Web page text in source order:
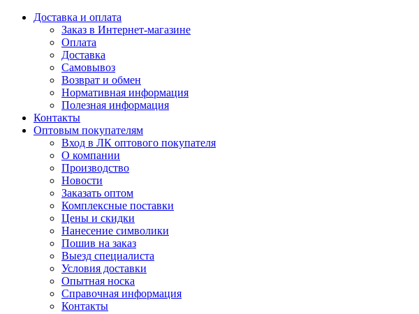
Доставка и оплата
Заказ в Интернет-магазине
Оплата
Доставка
Самовывоз
Возврат и обмен
Нормативная информация
Полезная информация
Контакты
Оптовым покупателям
Вход в ЛК оптового покупателя
О компании
Производство
Новости
Заказать оптом
Комплексные поставки
Цены и скидки
Нанесение символики
Пошив на заказ
Выезд специалиста
Условия доставки
Опытная носка
Справочная информация
Контакты